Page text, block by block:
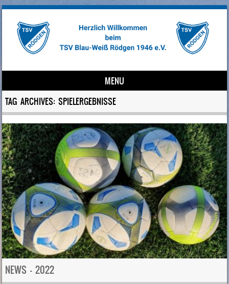
MENU
Skip to content
TAG ARCHIVES:SPIELERGEBNISSE
NEWS – 2022